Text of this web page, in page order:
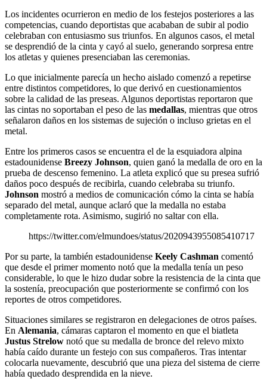
Los incidentes ocurrieron en medio de los festejos posteriores a las
competencias, cuando deportistas que acababan de subir al podio
celebraban con entusiasmo sus triunfos. En algunos casos, el metal
se desprendió de la cinta y cayó al suelo, generando sorpresa entre
los atletas y quienes presenciaban las ceremonias.
Lo que inicialmente parecía un hecho aislado comenzó a repetirse
entre distintos competidores, lo que derivó en cuestionamientos
sobre la calidad de las preseas. Algunos deportistas reportaron que
las cintas no soportaban el peso de las medallas, mientras que otros
señalaron daños en los sistemas de sujeción o incluso grietas en el
metal.
Entre los primeros casos se encuentra el de la esquiadora alpina
estadounidense Breezy Johnson, quien ganó la medalla de oro en la
prueba de descenso femenino. La atleta explicó que su presea sufrió
daños poco después de recibirla, cuando celebraba su triunfo.
Johnson mostró a medios de comunicación cómo la cinta se había
separado del metal, aunque aclaró que la medalla no estaba
completamente rota. Asimismo, sugirió no saltar con ella.
https://twitter.com/elmundoes/status/2020943955085410717
Por su parte, la también estadounidense Keely Cashman comentó
que desde el primer momento notó que la medalla tenía un peso
considerable, lo que le hizo dudar sobre la resistencia de la cinta que
la sostenía, preocupación que posteriormente se confirmó con los
reportes de otros competidores.
Situaciones similares se registraron en delegaciones de otros países.
En Alemania, cámaras captaron el momento en que el biatleta
Justus Strelow notó que su medalla de bronce del relevo mixto
había caído durante un festejo con sus compañeros. Tras intentar
colocarla nuevamente, descubrió que una pieza del sistema de cierre
había quedado desprendida en la nieve.